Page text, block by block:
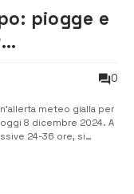
piogge e
0
meteo gialla per
8 dicembre 2024. A
24-36 ore, si
quadranti occident...